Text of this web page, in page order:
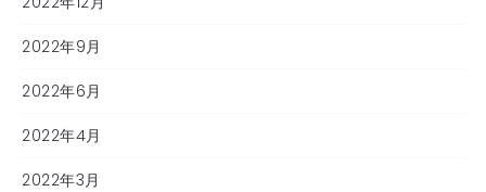
2022年9月
2022年6月
2022年4月
2022年3月